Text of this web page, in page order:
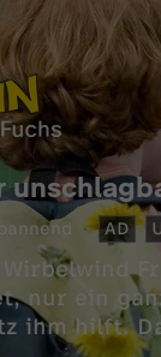
AD
nur ein
ihm hilft.